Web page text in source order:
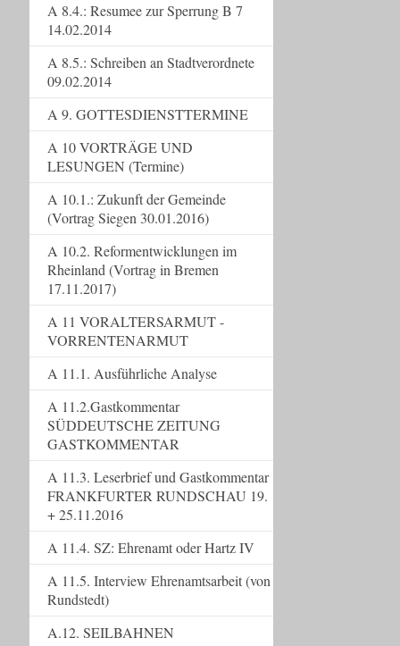
A 8.4.: Resumee zur Sperrung B 7
14.02.2014
A 8.5.: Schreiben an Stadtverordnete
09.02.2014
A 9. GOTTESDIENSTTERMINE
A 10 VORTRÄGE UND
LESUNGEN (Termine)
A 10.1.: Zukunft der Gemeinde
(Vortrag Siegen 30.01.2016)
A 10.2. Reformentwicklungen im
Rheinland (Vortrag in Bremen
17.11.2017)
A 11 VORALTERSARMUT -
VORRENTENARMUT
A 11.1. Ausführliche Analyse
A 11.2.Gastkommentar
SÜDDEUTSCHE ZEITUNG
GASTKOMMENTAR
A 11.3. Leserbrief und Gastkommentar
FRANKFURTER RUNDSCHAU 19.
+ 25.11.2016
A 11.4. SZ: Ehrenamt oder Hartz IV
A 11.5. Interview Ehrenamtsarbeit (von
Rundstedt)
A.12. SEILBAHNEN